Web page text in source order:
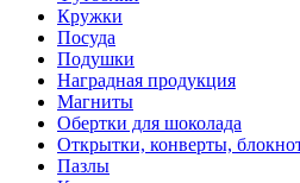
Кружки
Посуда
Подушки
Наградная продукция
Магниты
Обертки для шоколада
Открытки, конверты,
Пазлы